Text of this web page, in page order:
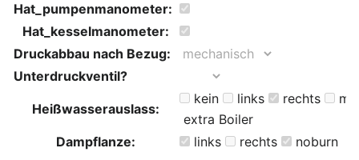
Hat_pumpenmanometer:
Hat_kesselmanometer:
Druckabbau nach Bezug:
Unterdruckventil?
Heißwasserauslass:
kein links rechts
extra Boiler
Dampflanze:
links rechts noburn